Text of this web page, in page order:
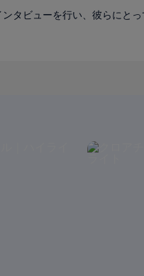
タビューを行い、彼らにと